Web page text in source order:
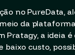
no PureData,
da plataforma
a ideia
custo,